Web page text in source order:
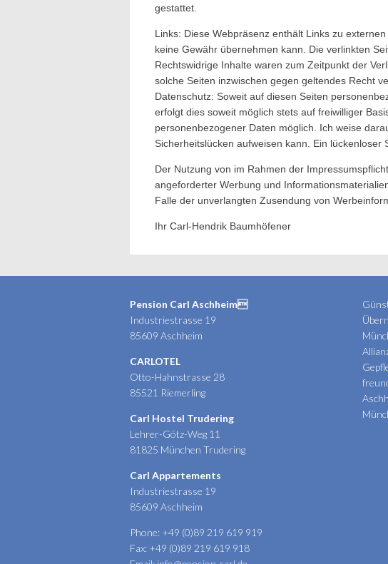
gestattet.
Links: Diese Webpräsenz enthält Links zu
keine Gewähr übernehmen kann. Die verlinkten
Rechtswidrige Inhalte waren zum Zeitpunkt der
solche Seiten inzwischen gegen geltendes Recht
Datenschutz: Soweit auf diesen Seiten
erfolgt dies soweit möglich stets auf freiwilliger
personenbezogener Daten möglich. Ich weise
Sicherheitslücken aufweisen kann. Ein
Der Nutzung von im Rahmen der
angeforderter Werbung und
Falle der unverlangten Zusendung von
Ihr Carl-Hendrik Baumhöfener
Pension Carl Aschheim
Industriestrasse 19
85609 Aschheim
CARLOTEL
Otto-Hahnstrasse 28
85521 Riemerling
Carl Hostel Trudering
Lehrer-Götz-Weg 11
81825 München Trudering
Carl Appartements
Industriestrasse 19
85609 Aschheim
Phone: +49 (0)89 219 619 919
Fax: +49 (0)89 219 619 918